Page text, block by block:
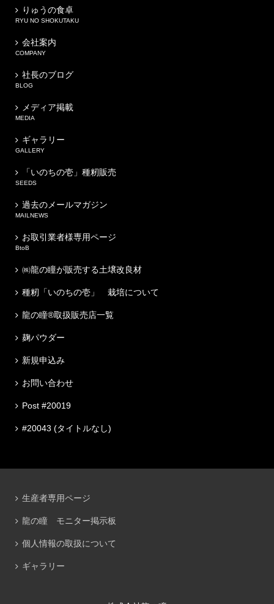
りゅうの食卓
RYU NO SHOKUTAKU
会社案内
COMPANY
社長のブログ
BLOG
メディア掲載
MEDIA
ギャラリー
GALLERY
「いのちの壱」種籾販売
SEEDS
過去のメールマガジン
MAILNEWS
お取引業者様専用ページ
BtoB
㈱龍の瞳が販売する土壌改良材
種籾「いのちの壱」 栽培について
龍の瞳®取扱販売店一覧
麹パウダー
新規申込み
お問い合わせ
Post #20019
#20043 (タイトルなし)
生産者専用ページ
龍の瞳 モニター掲示板
個人情報の取扱について
ギャラリー